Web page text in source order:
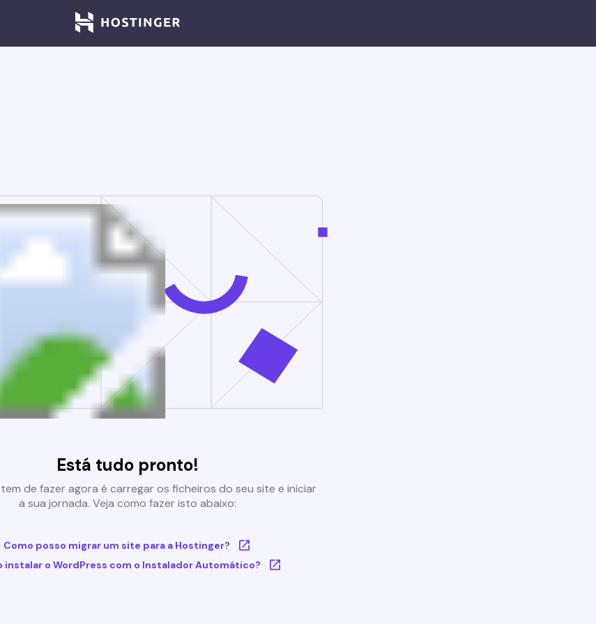
Está tudo pronto!
de fazer agora é carregar os ficheiros do seu site e iniciar
a sua jornada. Veja como fazer isto abaixo:
Como posso migrar um site para a Hostinger?
instalar o WordPress com o Instalador Automático?